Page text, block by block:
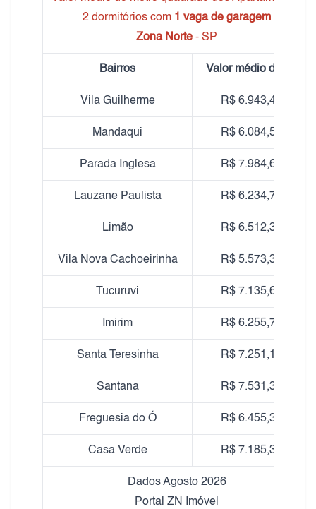
2 dormitórios com 1 vaga de garagem
Zona Norte - SP
Bairros Valor médio do m²
Vila Guilherme R$ 6.943,46
Mandaqui R$ 6.084,56
Parada Inglesa R$ 7.984,62
Lauzane Paulista R$ 6.234,76
Limão R$ 6.512,33
Vila Nova Cachoeirinha R$ 5.573,38
Tucuruvi R$ 7.135,63
Imirim R$ 6.255,73
Santa Teresinha R$ 7.251,10
Santana R$ 7.531,38
Freguesia do Ó R$ 6.455,32
Casa Verde R$ 7.185,37
Dados Agosto 2026
Portal ZN Imóvel